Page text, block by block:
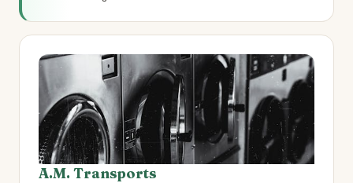
A.M. Transports